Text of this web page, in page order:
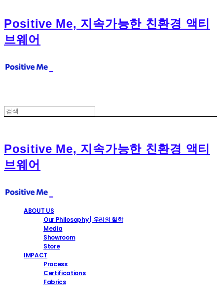
Positive Me, 지속가능한 친환경 액티
브웨어
Positive Me, 지속가능한 친환경 액티
브웨어
ABOUT US
Our Philosophy | 우리의 철학
Media
Showroom
Store
IMPACT
Process
Certifications
Fabrics